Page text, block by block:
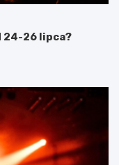
24-26 lipca?